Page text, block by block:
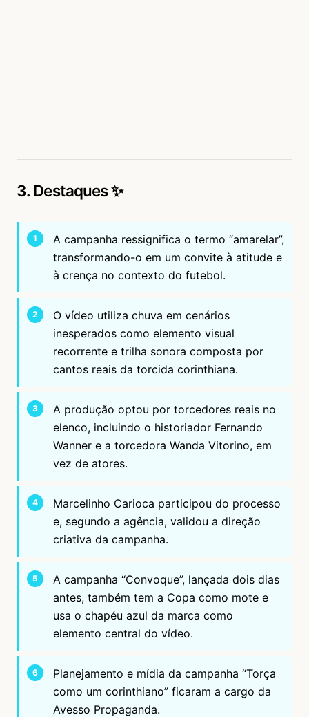
3. Destaques ✨
A campanha ressignifica o termo “amarelar”,
transformando-o em um convite à atitude e
à crença no contexto do futebol.
O vídeo utiliza chuva em cenários
inesperados como elemento visual
recorrente e trilha sonora composta por
cantos reais da torcida corinthiana.
A produção optou por torcedores reais no
elenco, incluindo o historiador Fernando
Wanner e a torcedora Wanda Vitorino, em
vez de atores.
Marcelinho Carioca participou do processo
e, segundo a agência, validou a direção
criativa da campanha.
A campanha “Convoque”, lançada dois dias
antes, também tem a Copa como mote e
usa o chapéu azul da marca como
elemento central do vídeo.
Planejamento e mídia da campanha “Torça
como um corinthiano” ficaram a cargo da
Avesso Propaganda.